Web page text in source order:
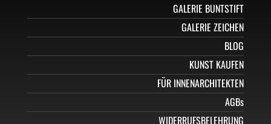
GALERIE BUNTSTIFT
GALERIE ZEICHEN
BLOG
KUNST KAUFEN
FÜR INNENARCHITEKTEN
AGBs
WIDERRUFSBELEHRUNG